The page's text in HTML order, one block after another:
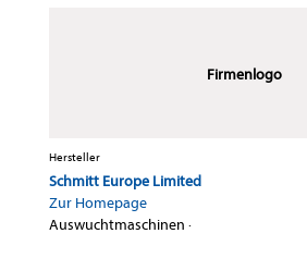
Firmenlogo
Hersteller
Schmitt Europe Limited
Zur Homepage
Auswuchtmaschinen ·